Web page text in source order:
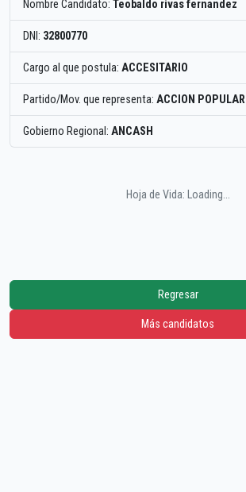
Nombre Candidato: Teobaldo rivas fernandez
DNI: 32800770
Cargo al que postula: ACCESITARIO
Partido/Mov. que representa: ACCION POPULAR
Gobierno Regional: ANCASH
Hoja de Vida: Loading...
Regresar
Más candidatos